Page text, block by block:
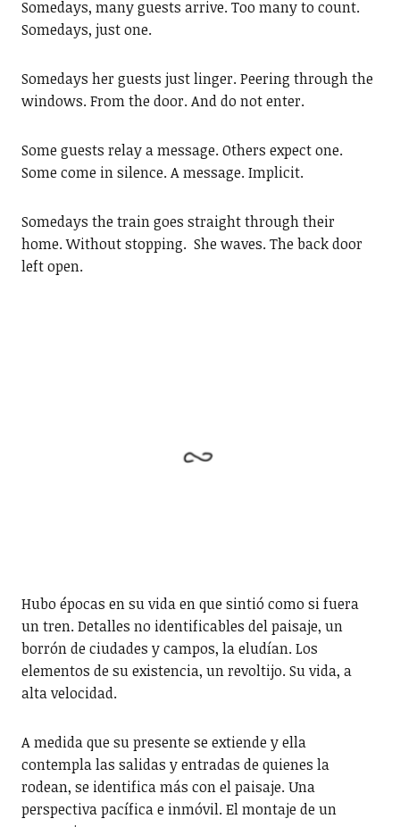
Somedays, many guests arrive. Too many to count.
Somedays, just one.
Somedays her guests just linger. Peering through the
windows. From the door. And do not enter.
Some guests relay a message. Others expect one.
Some come in silence. A message. Implicit.
Somedays the train goes straight through their
home. Without stopping. She waves. The back door
left open.
Hubo épocas en su vida en que sintió como si fuera
un tren. Detalles no identificables del paisaje, un
borrón de ciudades y campos, la eludían. Los
elementos de su existencia, un revoltijo. Su vida, a
alta velocidad.
A medida que su presente se extiende y ella
contempla las salidas y entradas de quienes la
rodean, se identifica más con el paisaje. Una
perspectiva pacífica e inmóvil. El montaje de un